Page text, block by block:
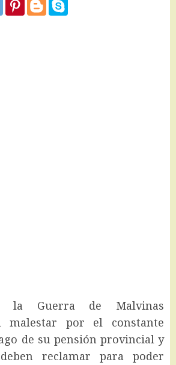
la Guerra de Malvinas
malestar por el constante
de su pensión provincial y
reclamar para poder